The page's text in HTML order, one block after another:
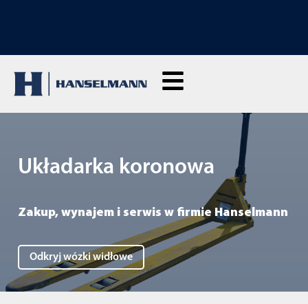
Układarka koronowa
Zakup, wynajem i serwis w firmie Hanselmann
Odkryj wózki widłowe